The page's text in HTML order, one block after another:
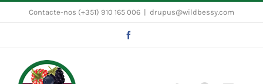
Contacte-nos (+351) 910 165 006 drupus@wildbessy.com